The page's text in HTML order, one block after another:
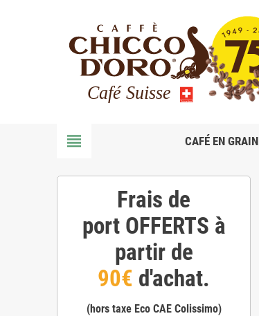
view_headline CAFÉ EN GRAIN
Frais de
port OFFERTS à
partir de
90€ d'achat.
(hors taxe Eco CAE Colissimo)